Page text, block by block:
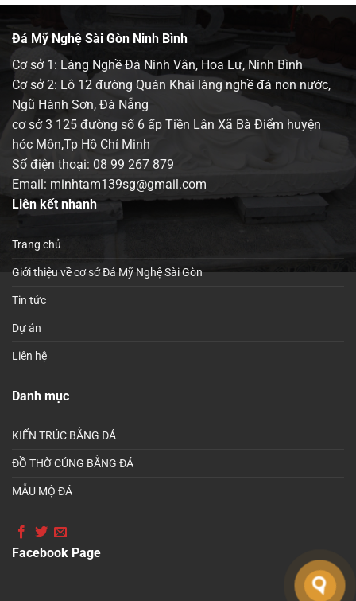
Đá Mỹ Nghệ Sài Gòn Ninh Bình
Cơ sở 1: Làng Nghề Đá Ninh Vân, Hoa Lư, Ninh Bình
Cơ sở 2: Lô 12 đường Quán Khái làng nghề đá non nước,
Ngũ Hành Sơn, Đà Nẵng
cơ sở 3 125 đường số 6 ấp Tiền Lân Xã Bà Điểm huyện
hóc Môn,Tp Hồ Chí Minh
Số điện thoại: 08 99 267 879
Email: minhtam139sg@gmail.com
Liên kết nhanh
Trang chủ
Giới thiệu về cơ sở Đá Mỹ Nghệ Sài Gòn
Tin tức
Dự án
Liên hệ
Danh mục
KIẾN TRÚC BẰNG ĐÁ
ĐỒ THỜ CÚNG BẰNG ĐÁ
MẪU MỘ ĐÁ
Facebook Page